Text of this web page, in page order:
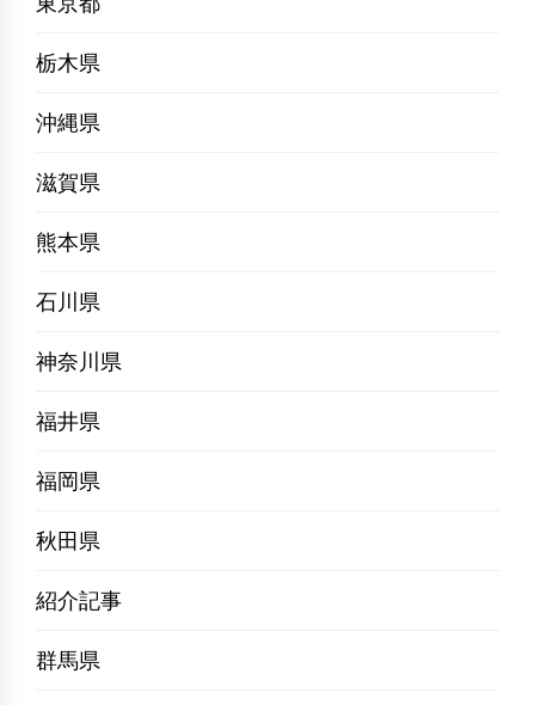
栃木県
沖縄県
滋賀県
熊本県
石川県
神奈川県
福井県
福岡県
秋田県
紹介記事
群馬県